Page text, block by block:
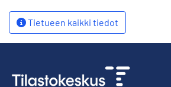
Tietueen kaikki tiedot